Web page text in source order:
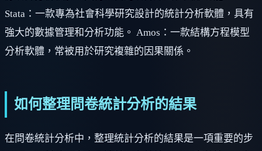
Stata：一款專為社會科學研究設計的統計分析軟體，具有
強大的數據管理和分析功能。 Amos：一款結構方程模型
分析軟體，常被用於研究複雜的因果關係。
如何整理問卷統計分析的結果
在問卷統計分析中，整理統計分析的結果是一項重要的步